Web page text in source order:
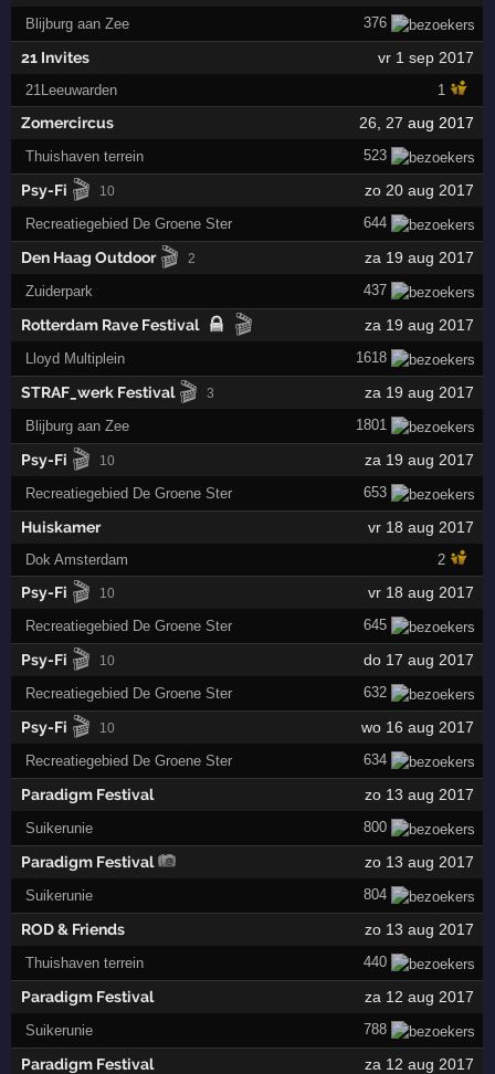
Blijburg aan Zee 376
21 Invites vr 1 sep 2017
21Leeuwarden 1
Zomercircus 26 27 aug 2017
Thuishaven terrein 523
Psy-Fi 🎬 10 zo 20 aug 2017
Recreatiegebied De Groene Ster 644
Den Haag Outdoor 🎬 2 za 19 aug 2017
Zuiderpark 437
Rotterdam Rave Festival 🎬 za 19 aug 2017
Lloyd Multiplein 1618
STRAF_werk Festival 🎬 3 za 19 aug 2017
Blijburg aan Zee 1801
Psy-Fi 🎬 10 za 19 aug 2017
Recreatiegebied De Groene Ster 653
Huiskamer vr 18 aug 2017
Dok Amsterdam 2
Psy-Fi 🎬 10 vr 18 aug 2017
Recreatiegebied De Groene Ster 645
Psy-Fi 🎬 10 do 17 aug 2017
Recreatiegebied De Groene Ster 632
Psy-Fi 🎬 10 wo 16 aug 2017
Recreatiegebied De Groene Ster 634
Paradigm Festival zo 13 aug 2017
Suikerunie 800
Paradigm Festival zo 13 aug 2017
Suikerunie 804
ROD & Friends zo 13 aug 2017
Thuishaven terrein 440
Paradigm Festival za 12 aug 2017
Suikerunie 788
Paradigm Festival za 12 aug 2017